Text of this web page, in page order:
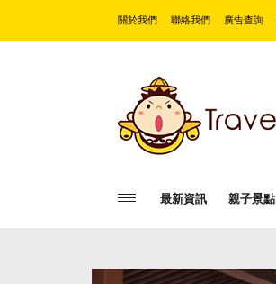
關於我們 聯絡我們 廣告查詢
最新資訊 親子景點